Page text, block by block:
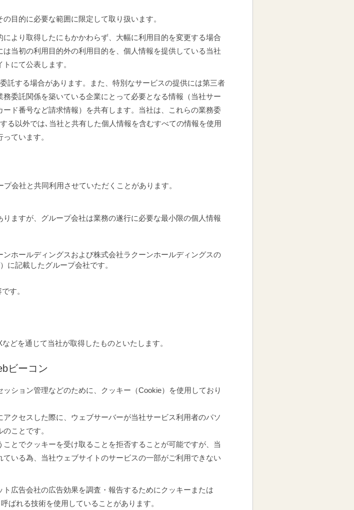
目的に必要な範囲に限定して取り扱います。
より取得したにもかかわらず、大幅に利用目的を変更する場合
当初の利用目的外の利用目的を、個人情報を提供している当社
にて公表します。
託する場合があります。また、特別なサービスの提供には第三者
委託関係を築いている企業にとって必要となる情報（当社サー
ド番号など請求情報）を共有します。当社は、これらの業務委
る以外では､当社と共有した個人情報を含むすべての情報を使用
ています。
会社と共同利用させていただくことがあります。
ますが、グループ会社は業務の遂行に必要な最小限の個人情報
ホールディングスおよび株式会社ラクーンホールディングスの
）に記載したグループ会社です。
す。
どを通じて当社が取得したものといたします。
ビーコン
ション管理などのために、クッキー（Cookie）を使用しており
クセスした際に、ウェブサーバーが当社サービス利用者のパソ
ことです。
とでクッキーを受け取ることを拒否することが可能ですが、当
いる為、当社ウェブサイトのサービスの一部がご利用できない
広告会社の広告効果を調査・報告するためにクッキーまたは
ばれる技術を使用していることがあります。